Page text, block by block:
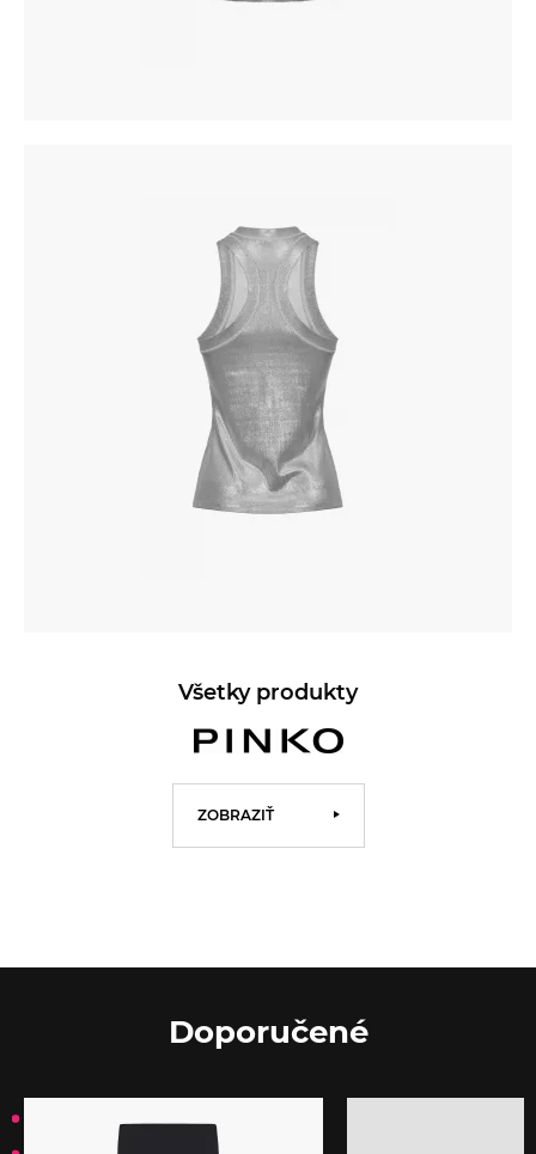
Všetky produkty
ZOBRAZIŤ
Doporučené